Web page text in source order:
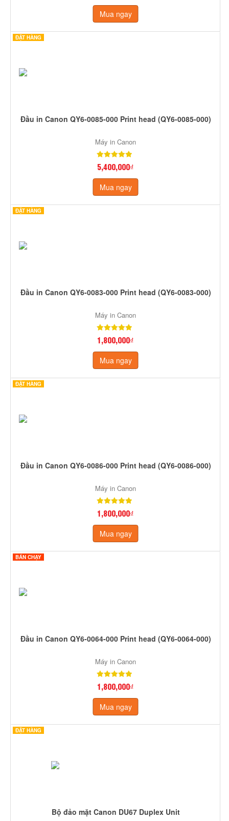
Mua ngay
ĐẶT HÀNG
Đầu in Canon QY6-0085-000 Print head (QY6-0085-000)
Máy in Canon
5,400,000₫
Mua ngay
ĐẶT HÀNG
Đầu in Canon QY6-0083-000 Print head (QY6-0083-000)
Máy in Canon
1,800,000₫
Mua ngay
ĐẶT HÀNG
Đầu in Canon QY6-0086-000 Print head (QY6-0086-000)
Máy in Canon
1,800,000₫
Mua ngay
BÁN CHẠY
Đầu in Canon QY6-0064-000 Print head (QY6-0064-000)
Máy in Canon
1,800,000₫
Mua ngay
ĐẶT HÀNG
Bộ đảo mặt Canon DU67 Duplex Unit